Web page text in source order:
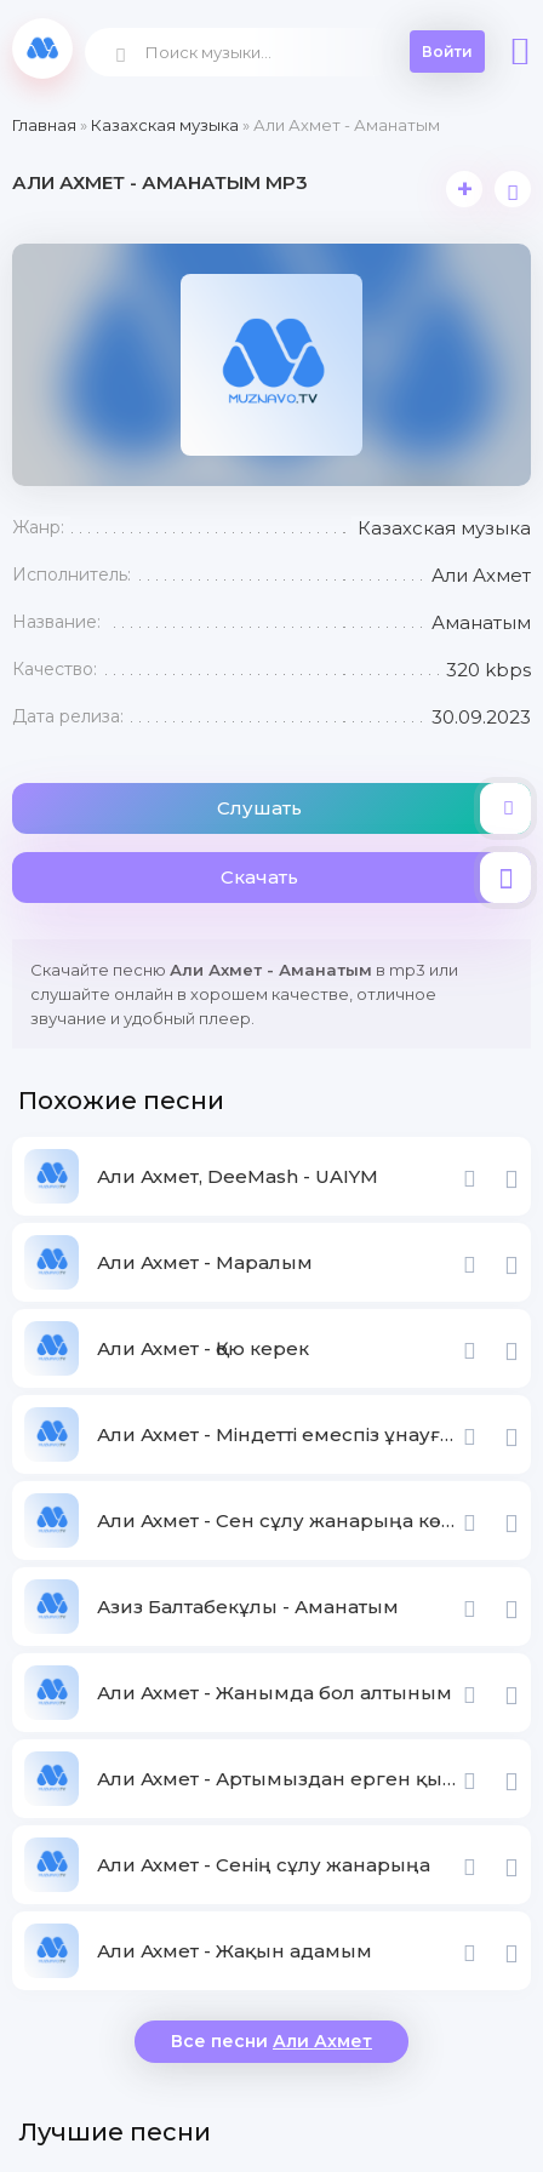
Войти
Главная » Казахская музыка » Али Ахмет - Аманатым
АЛИ АХМЕТ - АМАНАТЫМ MP3 +
Жанр: Казахская музыка
Исполнитель: Али Ахмет
Название: Аманатым
Качество: 320 kbps
Дата релиза: 30.09.2023
Слушать
Скачать
Скачайте песню Али Ахмет - Аманатым в mp3 или
слушайте онлайн в хорошем качестве, отличное
звучание и удобный плеер.
Похожие песни
Али Ахмет, DeeMash - UAIYM
Али Ахмет - Маралым
Али Ахмет - Қою керек
Али Ахмет - Міндетті емеспіз ұнауға ұнасақ болды біз құдайға
Али Ахмет - Сен сұлу жанарыңа көзімді алмай қарадымда
Азиз Балтабекұлы - Аманатым
Али Ахмет - Жанымда бол алтыным
Али Ахмет - Артымыздан ерген қыбыр сыбырға
Али Ахмет - Сенің сұлу жанарыңа
Али Ахмет - Жақын адамым
Все песни Али Ахмет
Лучшие песни